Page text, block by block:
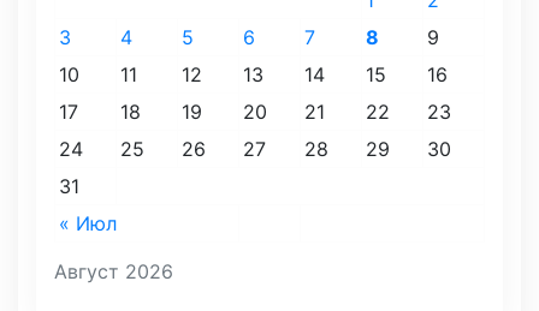
Август 2026
« Июл
3
4 5 6 7 8
9
10
11 12 13 14 15
16
17
18 19 20 21 22
23
24
25 26 27 28 29
30
31